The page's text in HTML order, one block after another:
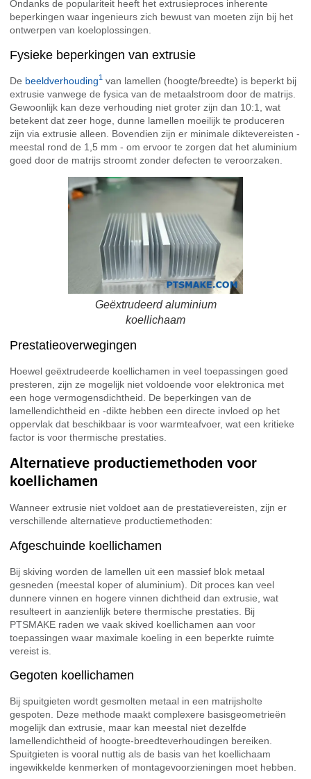
Ondanks de populariteit heeft het extrusieproces inherente
beperkingen waar ingenieurs zich bewust van moeten zijn bij het
ontwerpen van koeloplossingen.
Fysieke beperkingen van extrusie
De beeldverhouding1 van lamellen (hoogte/breedte) is beperkt bij
extrusie vanwege de fysica van de metaalstroom door de matrijs.
Gewoonlijk kan deze verhouding niet groter zijn dan 10:1, wat
betekent dat zeer hoge, dunne lamellen moeilijk te produceren
zijn via extrusie alleen. Bovendien zijn er minimale diktevereisten -
meestal rond de 1,5 mm - om ervoor te zorgen dat het aluminium
goed door de matrijs stroomt zonder defecten te veroorzaken.
Geëxtrudeerd aluminium
koellichaam
Prestatieoverwegingen
Hoewel geëxtrudeerde koellichamen in veel toepassingen goed
presteren, zijn ze mogelijk niet voldoende voor elektronica met
een hoge vermogensdichtheid. De beperkingen van de
lamellendichtheid en -dikte hebben een directe invloed op het
oppervlak dat beschikbaar is voor warmteafvoer, wat een kritieke
factor is voor thermische prestaties.
Alternatieve productiemethoden voor
koellichamen
Wanneer extrusie niet voldoet aan de prestatievereisten, zijn er
verschillende alternatieve productiemethoden:
Afgeschuinde koellichamen
Bij skiving worden de lamellen uit een massief blok metaal
gesneden (meestal koper of aluminium). Dit proces kan veel
dunnere vinnen en hogere vinnen dichtheid dan extrusie, wat
resulteert in aanzienlijk betere thermische prestaties. Bij
PTSMAKE raden we vaak skived koellichamen aan voor
toepassingen waar maximale koeling in een beperkte ruimte
vereist is.
Gegoten koellichamen
Bij spuitgieten wordt gesmolten metaal in een matrijsholte
gespoten. Deze methode maakt complexere basisgeometrieën
mogelijk dan extrusie, maar kan meestal niet dezelfde
lamellendichtheid of hoogte-breedteverhoudingen bereiken.
Spuitgieten is vooral nuttig als de basis van het koellichaam
ingewikkelde kenmerken of montagevoorzieningen moet hebben.